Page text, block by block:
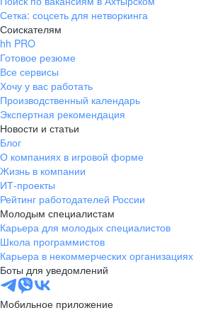
Сетка: соцсеть для нетворкинга
Соискателям
hh PRO
Готовое резюме
Все сервисы
Хочу у вас работать
Производственный календарь
Экспертная рекомендация
Новости и статьи
Блог
О компаниях в игровой форме
Жизнь в компании
ИТ-проекты
Рейтинг работодателей России
Молодым специалистам
Карьера для молодых специалистов
Школа программистов
Карьера в некоммерческих организациях
Боты для уведомлений
Мобильное приложение